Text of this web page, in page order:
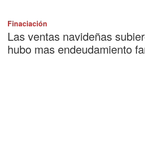
Finaciación
Las ventas navideñas
hubo mas endeudamiento